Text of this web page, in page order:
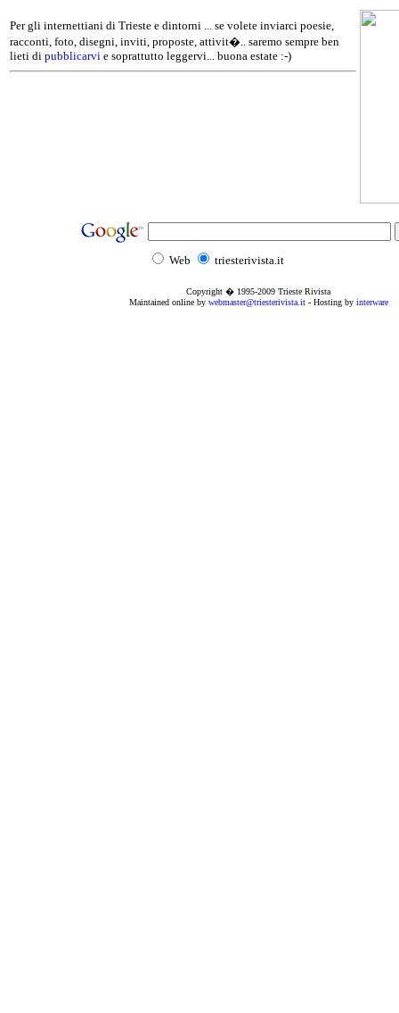
Per gli internettiani di Trieste e dintorni ... se volete inviarci poesie,
racconti, foto, disegni, inviti, proposte, attivit�.. saremo sempre ben
lieti di pubblicarvi e soprattutto leggervi... buona estate :-)
Web triesterivista.it
Copyright � 1995-2009 Trieste Rivista
Maintained online by webmaster@triesterivista.it- Hosting by interware